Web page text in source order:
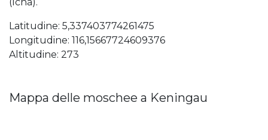
Latitudine: 5,337403774261475
Longitudine: 116,15667724609376
Altitudine: 273
Mappa delle moschee a Keningau